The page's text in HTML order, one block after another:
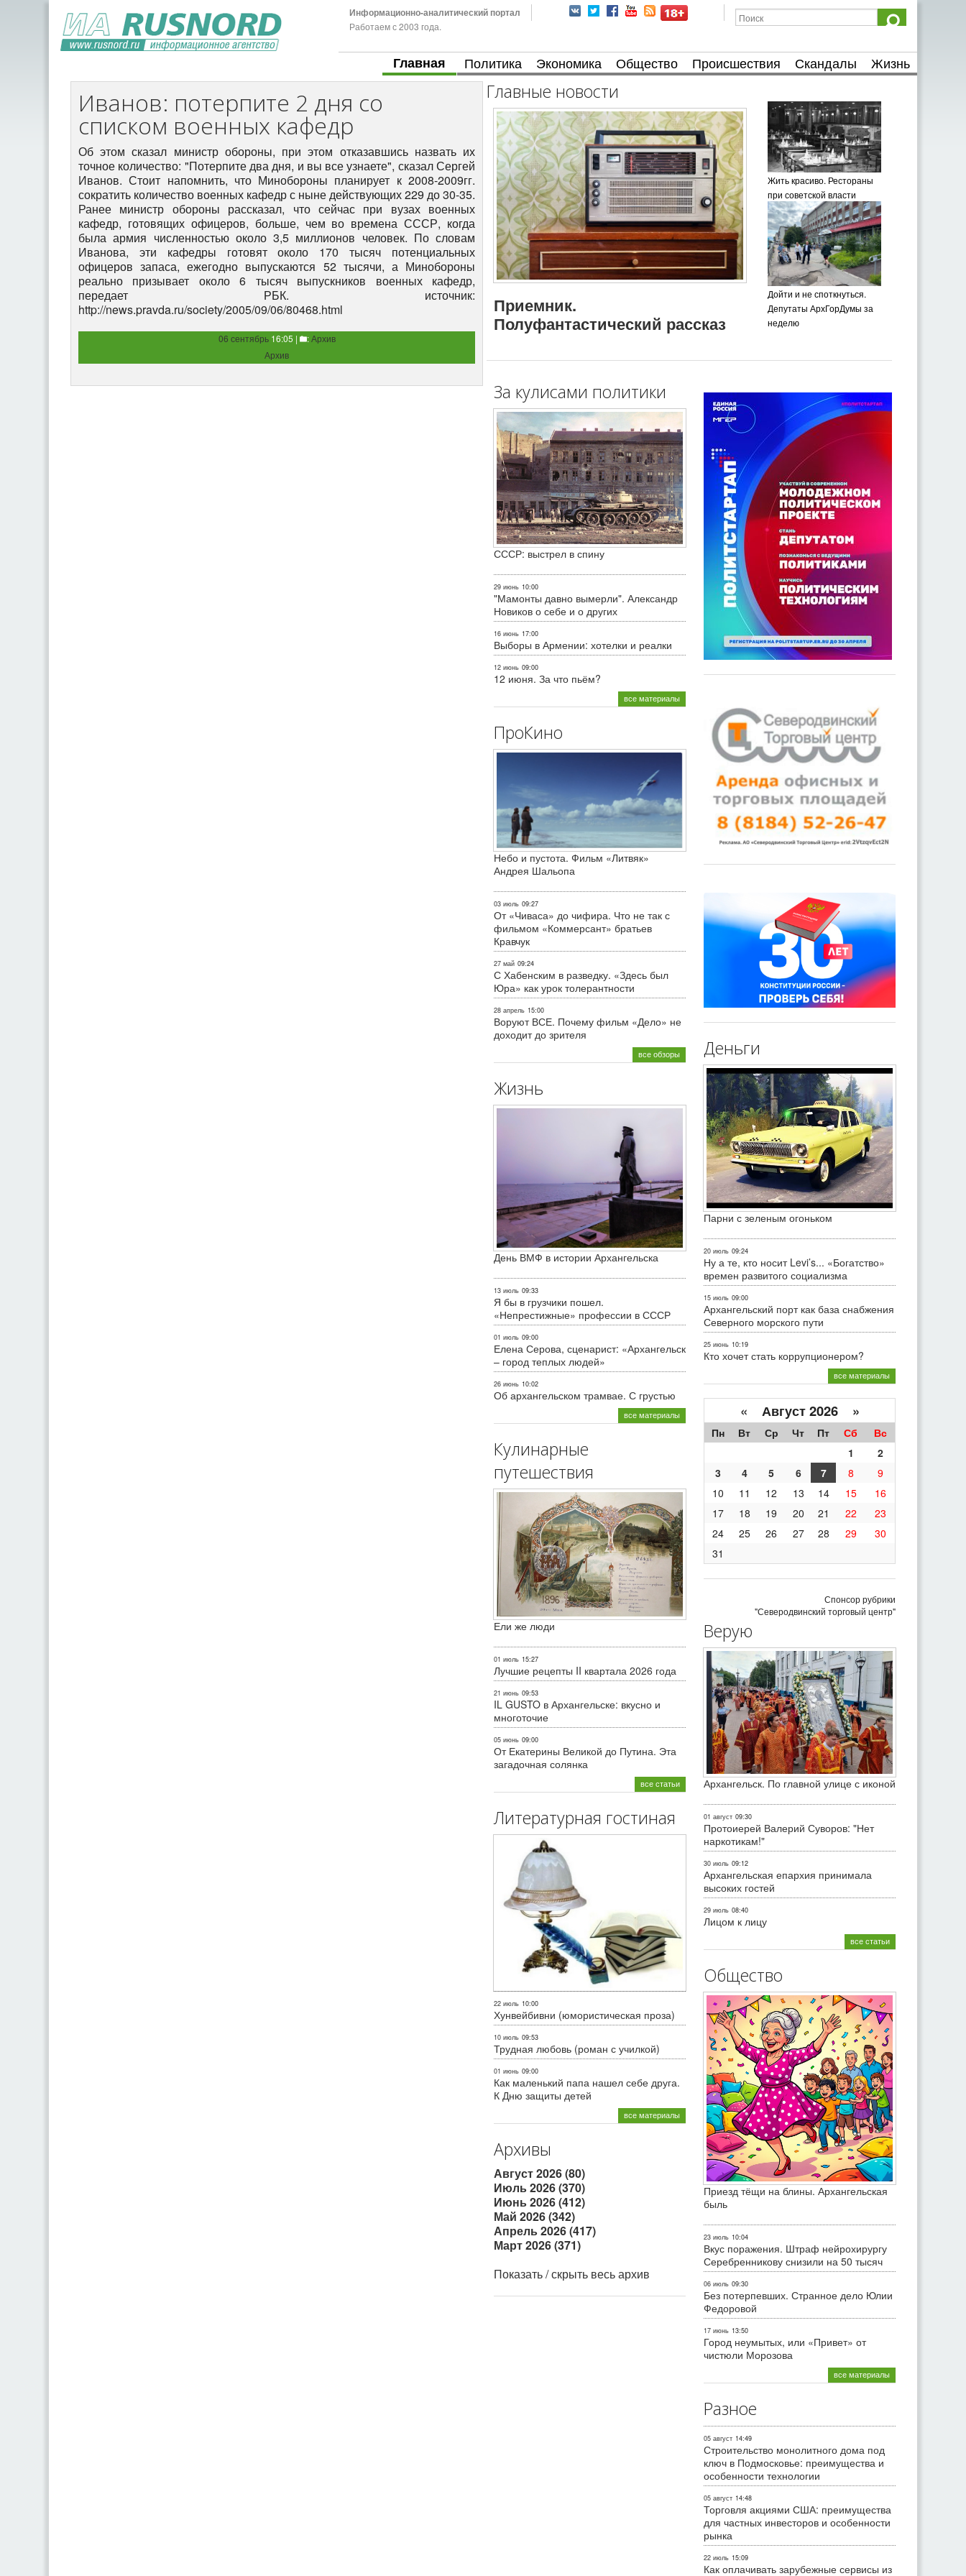
Информационно-аналитический портал
Работаем с 2003 года.
Главная Политика Экономика Общество Происшествия Скандалы Жизнь
Иванов: потерпите 2 дня со
списком военных кафедр
Об этом сказал министр обороны, при этом отказавшись назвать их
точное количество: "Потерпите два дня, и вы все узнаете", сказал Сергей
Иванов. Стоит напомнить, что Минобороны планирует к 2008-2009гг.
сократить количество военных кафедр с ныне действующих 229 до 30-35.
Ранее министр обороны рассказал, что сейчас при вузах военных
кафедр, готовящих офицеров, больше, чем во времена СССР, когда
была армия численностью около 3,5 миллионов человек. По словам
Иванова, эти кафедры готовят около 170 тысяч потенциальных
офицеров запаса, ежегодно выпускаются 52 тысячи, а Минобороны
реально призывает около 6 тысяч выпускников военных кафедр,
передает РБК. источник:
http://news.pravda.ru/society/2005/09/06/80468.html
06 сентябрь16:05 | :Архив
Архив
Главные новости
Приемник.
Полуфантастический рассказ
Жить красиво. Рестораны
при советской власти
Дойти и не споткнуться.
Депутаты АрхГорДумы за
неделю
За кулисами политики
СССР: выстрел в спину
29 июнь 10:00
"Мамонты давно вымерли". Александр
Новиков о себе и о других
16 июнь 17:00
Выборы в Армении: хотелки и реалки
12 июнь 09:00
12 июня. За что пьём?
все материалы
ПроКино
Небо и пустота. Фильм «Литвяк»
Андрея Шальопа
03 июль 09:27
От «Чиваса» до чифира. Что не так с
фильмом «Коммерсант» братьев
Кравчук
27 май 09:24
С Хабенским в разведку. «Здесь был
Юра» как урок толерантности
28 апрель 15:00
Воруют ВСЕ. Почему фильм «Дело» не
доходит до зрителя
все обзоры
Жизнь
День ВМФ в истории Архангельска
13 июль 09:33
Я бы в грузчики пошел.
«Непрестижные» профессии в СССР
01 июль 09:00
Елена Серова, сценарист: «Архангельск
– город теплых людей»
26 июнь 10:02
Об архангельском трамвае. С грустью
все материалы
Кулинарные
путешествия
Ели же люди
01 июль 15:27
Лучшие рецепты II квартала 2026 года
21 июнь 09:53
IL GUSTO в Архангельске: вкусно и
многоточие
05 июнь 09:00
От Екатерины Великой до Путина. Эта
загадочная солянка
все статьи
Литературная гостиная
22 июль 10:00
Хунвейбивни (юмористическая проза)
10 июль 09:53
Трудная любовь (роман с училкой)
01 июнь 09:00
Как маленький папа нашел себе друга.
К Дню защиты детей
все материалы
Архивы
Август 2026 (80)
Июль 2026 (370)
Июнь 2026 (412)
Май 2026 (342)
Апрель 2026 (417)
Март 2026 (371)
Показать / скрыть весь архив
Деньги
Парни с зеленым огоньком
20 июль 09:24
Ну а те, кто носит Levi’s... «Богатство»
времен развитого социализма
15 июль 09:00
Архангельский порт как база снабжения
Северного морского пути
25 июнь 10:19
Кто хочет стать коррупционером?
все материалы
« Август 2026 »
Пн Вт Ср Чт Пт Сб
Вс
1
2
3
4 5 6 7 8
9
10
11 12 13 14 15
16
17
18 19 20 21 22
23
24
25 26 27 28 29
30
31
Спонсор рубрики
"Северодвинский торговый центр"
Верую
Архангельск. По главной улице с иконой
01 август 09:30
Протоиерей Валерий Суворов: "Нет
наркотикам!"
30 июль 09:12
Архангельская епархия принимала
высоких гостей
29 июль 08:40
Лицом к лицу
все статьи
Общество
Приезд тёщи на блины. Архангельская
быль
23 июль 10:04
Вкус поражения. Штраф нейрохирургу
Серебренникову снизили на 50 тысяч
06 июль 09:30
Без потерпевших. Странное дело Юлии
Федоровой
17 июнь 13:50
Город неумытых, или «Привет» от
чистюли Морозова
все материалы
Разное
05 август 14:49
Строительство монолитного дома под
ключ в Подмосковье: преимущества и
особенности технологии
05 август 14:48
Торговля акциями США: преимущества
для частных инвесторов и особенности
рынка
22 июль 15:09
Как оплачивать зарубежные сервисы из